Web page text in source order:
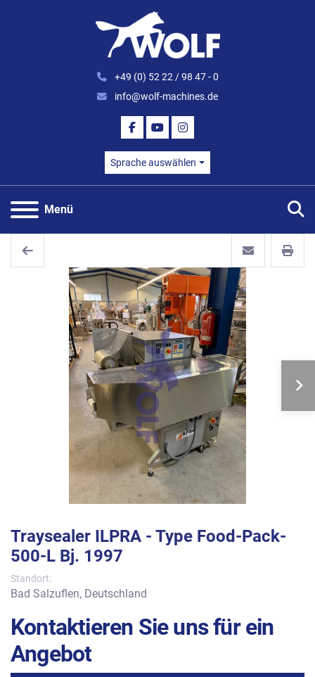
+49 (0) 52 22 / 98 47 - 0
info@wolf-machines.de
FACEBOOK
YOUTUBEINSTAGRAM
Sprache auswählen
Menü
Traysealer ILPRA - Type Food-Pack-
500-L Bj. 1997
Standort:
Bad Salzuflen, Deutschland
Kontaktieren Sie uns für ein
Angebot